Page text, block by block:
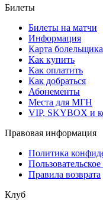
Билеты
Билеты на матчи
Информация
Карта болельщика
Как купить
Как оплатить
Как добраться
Абонементы
Места для МГН
VIP, SKYBOX и
Правовая информация
Политика
Правила возврата
Клуб